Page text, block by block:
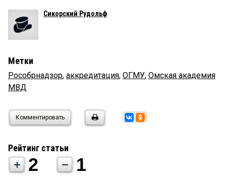
Сикорский Рудольф
Метки
Рособрнадзор, аккредитация, ОГМУ, Омская академия
МВД
Комментировать
Рейтинг статьи
2 1